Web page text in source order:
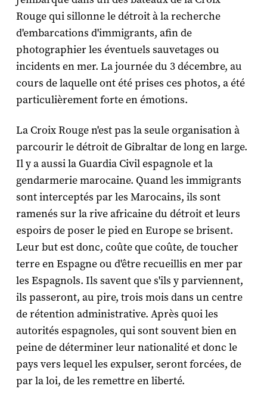
Rouge qui sillonne le détroit à la recherche
d'embarcations d'immigrants, afin de
photographier les éventuels sauvetages ou
incidents en mer. La journée du 3 décembre, au
cours de laquelle ont été prises ces photos, a été
particulièrement forte en émotions.
La Croix Rouge n'est pas la seule organisation à
parcourir le détroit de Gibraltar de long en large.
Il y a aussi la Guardia Civil espagnole et la
gendarmerie marocaine. Quand les immigrants
sont interceptés par les Marocains, ils sont
ramenés sur la rive africaine du détroit et leurs
espoirs de poser le pied en Europe se brisent.
Leur but est donc, coûte que coûte, de toucher
terre en Espagne ou d'être recueillis en mer par
les Espagnols. Ils savent que s'ils y parviennent,
ils passeront, au pire, trois mois dans un centre
de rétention administrative. Après quoi les
autorités espagnoles, qui sont souvent bien en
peine de déterminer leur nationalité et donc le
pays vers lequel les expulser, seront forcées, de
par la loi, de les remettre en liberté.